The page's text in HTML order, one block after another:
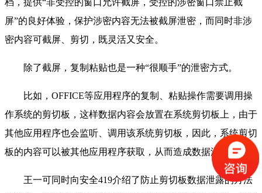
档，提供“非受控的窗口允许截屏，受控的涉密窗口禁止截
屏”的良好体验，保护涉密内容无法被截屏泄密，而同时非涉
密内容可截屏、剪切，既灵活又安全。
除了截屏，复制粘贴也是一种“很顺手”的泄密方式。
比如，OFFICE等应用程序的复制、粘贴操作需要调用操
作系统的剪切板，这样数据内容会放置在系统剪切板上，由于
其他应用程序也会监听、调用该系统剪切板，因此，系统剪切
板的内容可以被其他应用程序获取，从而造成数据泄露。
王一可同时向安全419介绍了防止剪切板数据泄露的方法